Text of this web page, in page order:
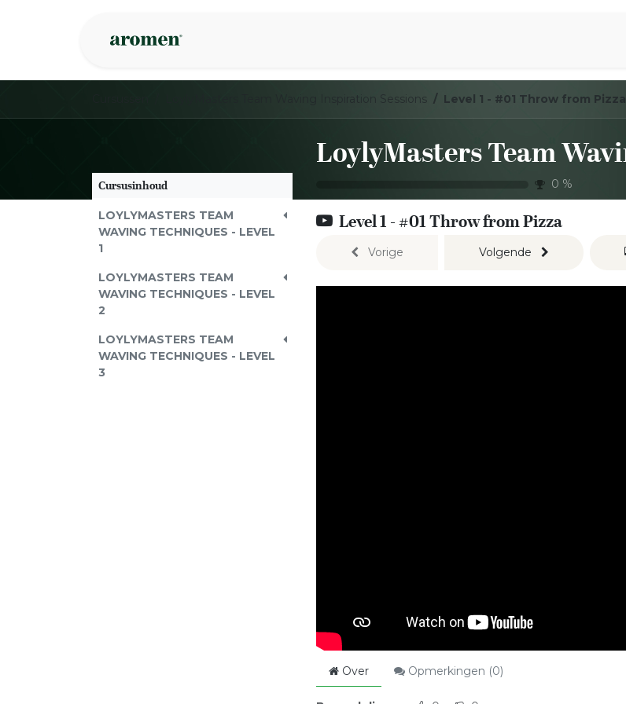
LoylyMasters Team Waving Inspiration Sessions Level 1 - #01 Throw from Pizza
0 %
Cursusinhoud
LOYLYMASTERS TEAM
WAVING TECHNIQUES - LEVEL
1
LOYLYMASTERS TEAM
WAVING TECHNIQUES - LEVEL
2
LOYLYMASTERS TEAM
WAVING TECHNIQUES - LEVEL
3
Level 1 - #01 Throw from Pizza
Vorige Volgende
Over Opmerkingen (0)